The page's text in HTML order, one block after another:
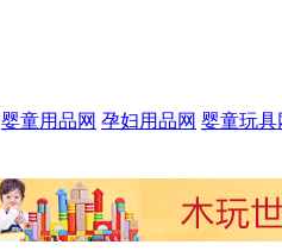
婴童用品网 孕妇用品网 婴童玩具